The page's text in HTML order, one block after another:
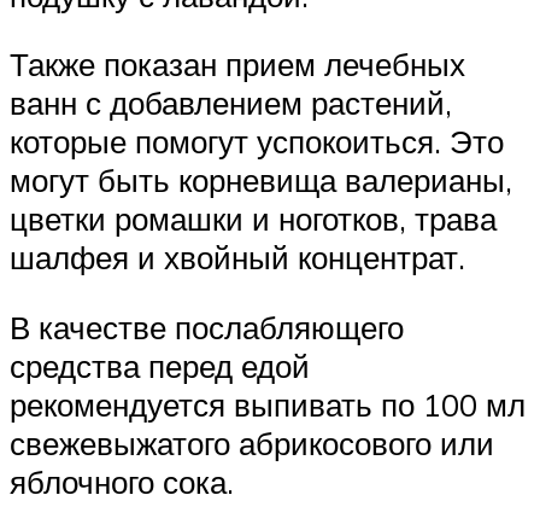
Также показан прием лечебных
ванн с добавлением растений,
которые помогут успокоиться. Это
могут быть корневища валерианы,
цветки ромашки и ноготков, трава
шалфея и хвойный концентрат.
В качестве послабляющего
средства перед едой
рекомендуется выпивать по 100 мл
свежевыжатого абрикосового или
яблочного сока.